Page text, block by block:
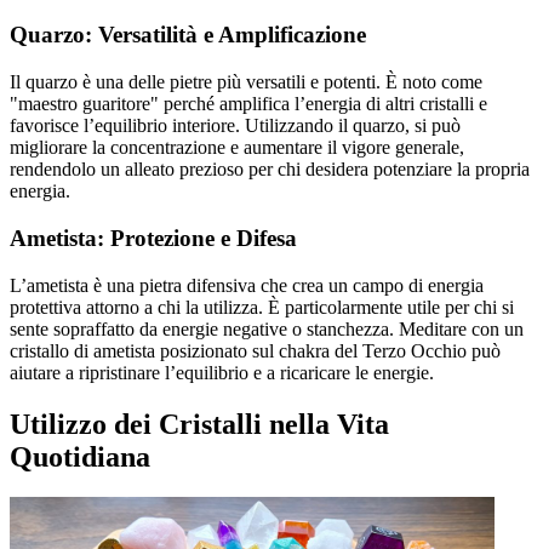
Quarzo: Versatilità e Amplificazione
Il quarzo è una delle pietre più versatili e potenti. È noto come
"maestro guaritore" perché amplifica l’energia di altri cristalli e
favorisce l’equilibrio interiore. Utilizzando il quarzo, si può
migliorare la concentrazione e aumentare il vigore generale,
rendendolo un alleato prezioso per chi desidera potenziare la propria
energia.
Ametista: Protezione e Difesa
L’ametista è una pietra difensiva che crea un campo di energia
protettiva attorno a chi la utilizza. È particolarmente utile per chi si
sente sopraffatto da energie negative o stanchezza. Meditare con un
cristallo di ametista posizionato sul chakra del Terzo Occhio può
aiutare a ripristinare l’equilibrio e a ricaricare le energie.
Utilizzo dei Cristalli nella Vita
Quotidiana